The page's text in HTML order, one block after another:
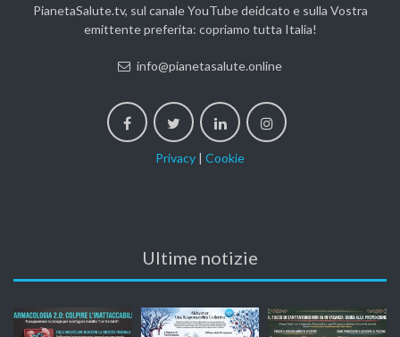
PianetaSalute.tv, sul canale YouTube deidcato e sulla Vostra
emittente preferita: copriamo tutta Italia!
info@pianetasalute.online
Privacy | Cookie
Ultime notizie